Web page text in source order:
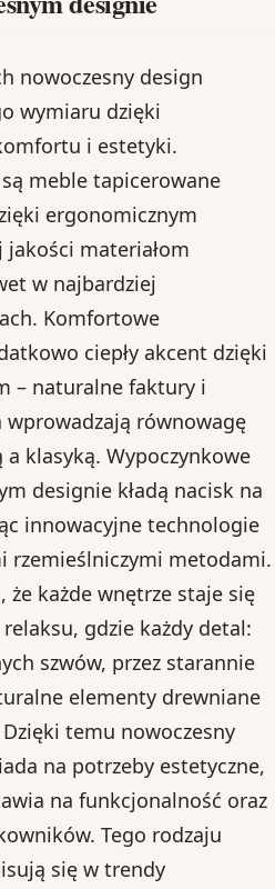
nowoczesny design
wymiaru dzięki
i estetyki.
meble tapicerowane
ergonomicznym
jakości materiałom
w najbardziej
Komfortowe
ciepły akcent dzięki
– naturalne faktury i
równowagę
klasyką. Wypoczynkowe
designie kładą nacisk na
innowacyjne technologie
rzemieślniczymi metodami.
że każde wnętrze staje się
gdzie każdy detal:
szwów, przez starannie
elementy drewniane
temu nowoczesny
na potrzeby estetyczne,
na funkcjonalność oraz
Tego rodzaju
się w trendy